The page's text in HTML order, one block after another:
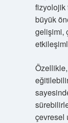
fizyolojik
büyük
gelişimi,
çevresel